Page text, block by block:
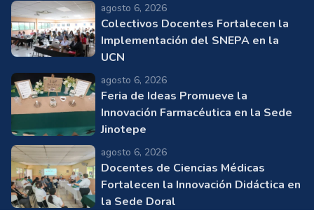
agosto 6, 2026
Colectivos Docentes Fortalecen la
Implementación del SNEPA en la
UCN
agosto 6, 2026
Feria de Ideas Promueve la
Innovación Farmacéutica en la Sede
Jinotepe
agosto 6, 2026
Docentes de Ciencias Médicas
Fortalecen la Innovación Didáctica en
la Sede Doral